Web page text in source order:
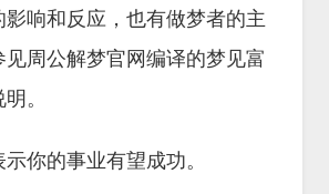
响和反应，也有做梦者的主
周公解梦官网编译的梦见富
。
你的事业有望成功。